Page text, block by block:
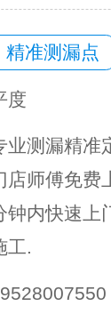
精准测漏点
度
业测漏精准
店师傅免费
钟内快速上
工.